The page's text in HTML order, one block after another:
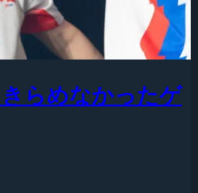
らめなかったゲ